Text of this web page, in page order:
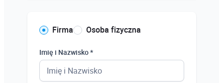
Firma Osoba fizyczna
Imię i Nazwisko *